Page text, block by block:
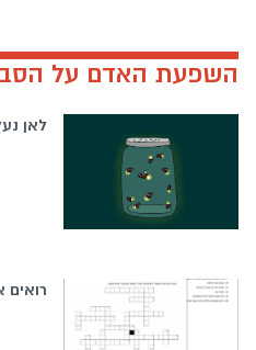
השפעת האדם על
לאן
רואים